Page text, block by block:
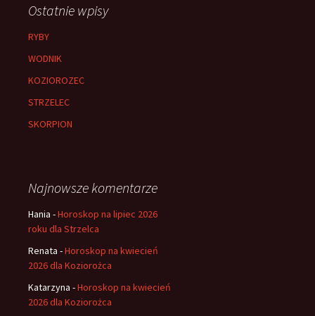
Ostatnie wpisy
RYBY
WODNIK
KOZIOROZEC
STRZELEC
SKORPION
Najnowsze komentarze
Hania -Horoskop na lipiec 2026
roku dla Strzelca
Renata -Horoskop na kwiecień
2026 dla Koziorożca
Katarzyna -Horoskop na kwiecień
2026 dla Koziorożca